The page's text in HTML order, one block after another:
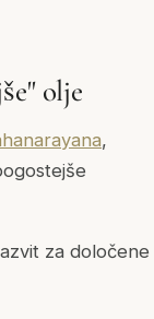
olje
,
za določene